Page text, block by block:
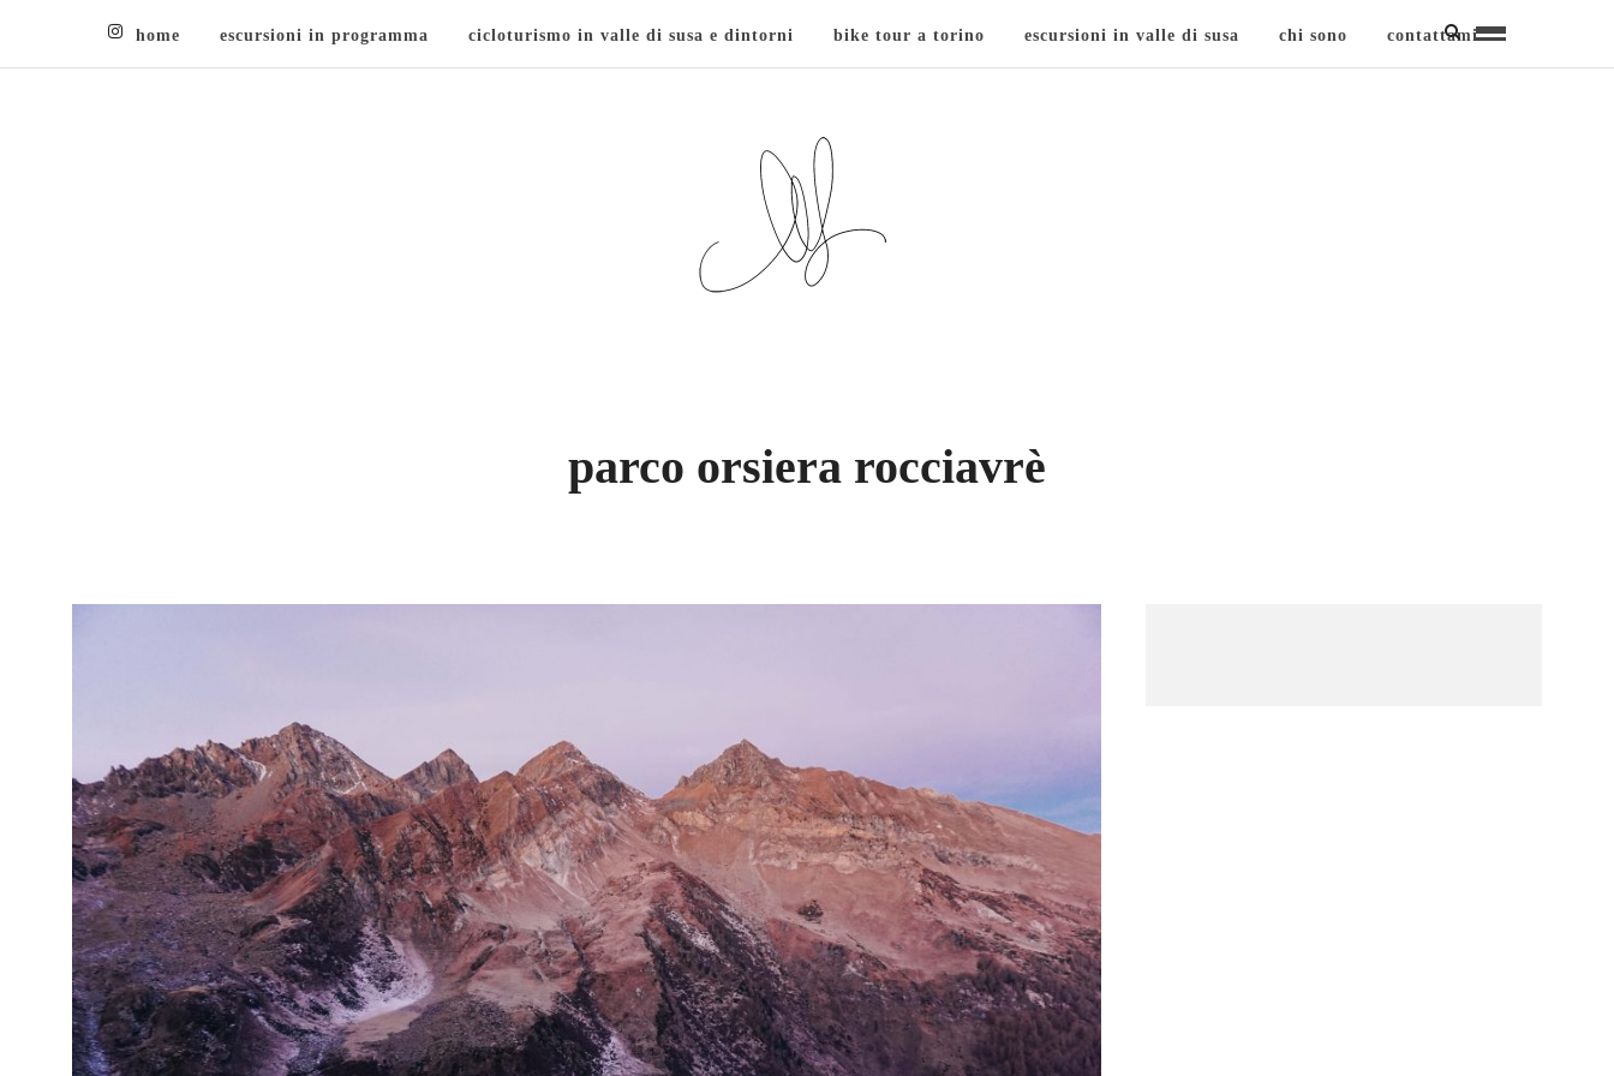
home escursioni in programma cicloturismo in valle di susa e dintorni bike tour a torino escursioni in valle di susa chi sono contattami
parco orsiera rocciavrè